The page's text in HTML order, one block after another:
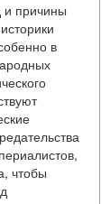
и причины
в
чтобы